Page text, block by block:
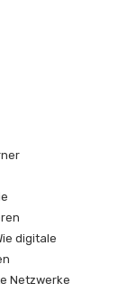
digitale
Netzwerke